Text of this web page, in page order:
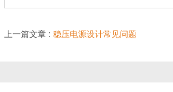
上一篇文章 : 稳压电源设计常见问题